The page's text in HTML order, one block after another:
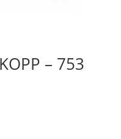
– 753